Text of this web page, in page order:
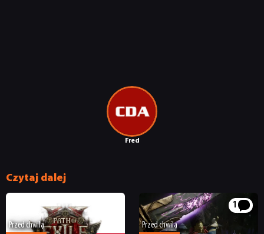
Fred
Czytaj dalej
Przed chwilą
1
Przed chwilą